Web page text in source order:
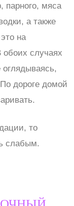
парного, мяса
а также
на
обоих случаях
дороге домой
то
слабым.